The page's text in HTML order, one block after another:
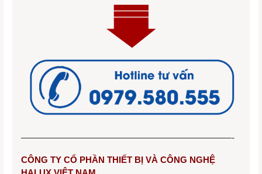
————————————————————————-
CÔNG TY CỔ PHẦN THIẾT BỊ VÀ CÔNG NGHỆ